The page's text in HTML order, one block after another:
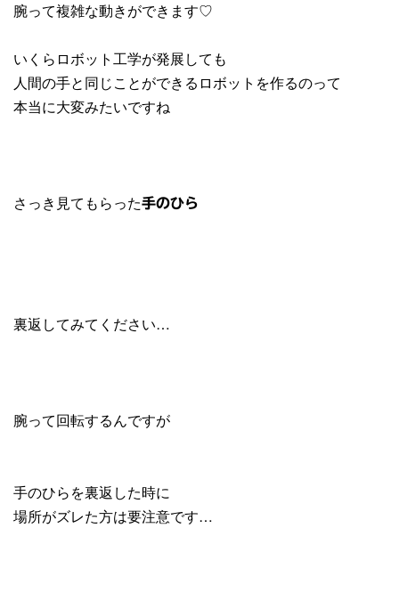
腕って複雑な動きができます♡
いくらロボット工学が発展しても
人間の手と同じことができるロボットを作るのって
本当に大変みたいですね
さっき見てもらった手のひら
裏返してみてください…
腕って回転するんですが
手のひらを裏返した時に
場所がズレた方は要注意です…